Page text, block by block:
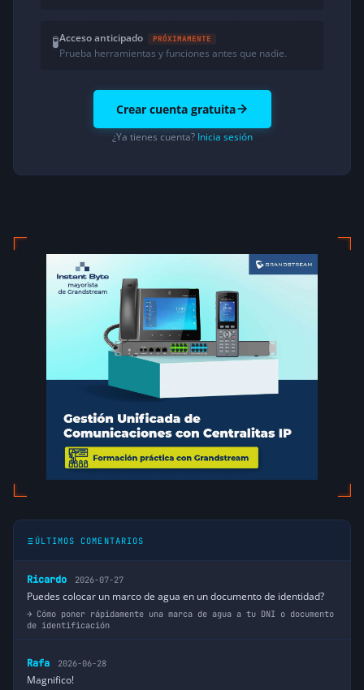
🧪Acceso anticipado PRÓXIMAMENTE
Prueba herramientas y funciones antes que nadie.
Crear cuenta gratuita
¿Ya tienes cuenta? Inicia sesión
ÚLTIMOS COMENTARIOS
Ricardo 2026-07-27
Puedes colocar un marco de agua en un documento de identidad?
Cómo poner rápidamente una marca de agua a tu DNI o documento
de identificación
Rafa 2026-06-28
Magnifico!